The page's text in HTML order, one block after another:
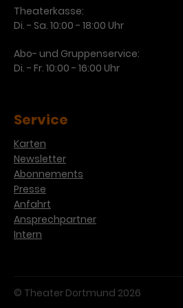
Theaterkasse:
Di. - Sa. 10:00 - 18:00 Uhr
Abo- und Gruppenservice:
Di. - Fr. 10:00 - 16:00 Uhr
Service
Karten
Newsletter
Abonnements
Presse
Anfahrt
Ansprechpartner
Intern
© Theater Dortmund 2026